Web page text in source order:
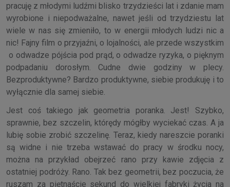
pracuję z młodymi ludźmi blisko trzydzieści lat i zdanie mam
wyrobione i niepodważalne, nawet jeśli od trzydziestu lat
wiele w nas się zmieniło, to w energii młodych ludzi nic a
nic! Fajny film o przyjaźni, o lojalności, ale przede wszystkim
o odwadze pójścia pod prąd, o odwadze ryzyka, o pięknym
podpadaniu dorosłym. Cudne dwie godziny w plecy.
Bezproduktywne? Bardzo produktywne, siebie produkuję i to
wyłącznie dla samej siebie.
Jest coś takiego jak geometria poranka. Jest! Szybko,
sprawnie, bez szczelin, którędy mógłby wyciekać czas. A ja
lubię sobie zrobić szczelinę. Teraz, kiedy nareszcie poranki
są widne i nie trzeba wstawać do pracy w środku nocy,
można na przykład obejrzeć rano przy kawie zdjęcia z
ostatniej podróży. Rano. Tak bez geometrii, bez poczucia, że
ruszam za piętnaście sekund do wielkiej fabryki życia na